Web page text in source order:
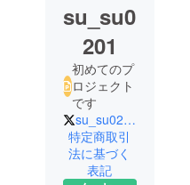
su_su0
201
初めてのプ
ロジェクト
です
su_su0201
特定商取引
法に基づく
表記